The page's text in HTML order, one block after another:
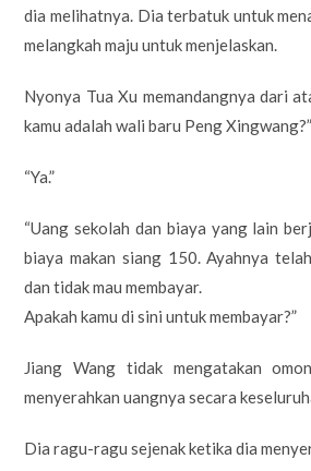
dia melihatnya. Dia terbatuk untuk
melangkah maju untuk menjelaskan.
Nyonya Tua Xu memandangnya dari
kamu adalah wali baru Peng Xingwang?”
“Ya.”
“Uang sekolah dan biaya yang lain
biaya makan siang 150. Ayahnya
dan tidak mau membayar.
Apakah kamu di sini untuk membayar?”
Jiang Wang tidak mengatakan
menyerahkan uangnya secara
Dia ragu-ragu sejenak ketika dia